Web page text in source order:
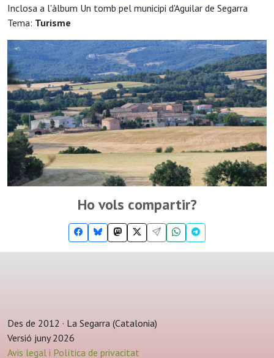
Inclosa a l'àlbum Un tomb pel municipi d'Aguilar de Segarra
Tema: Turisme
Ho vols compartir?
Des de 2012 · La Segarra (Catalonia)
Versió juny 2026
Avis legal i Política de privacitat